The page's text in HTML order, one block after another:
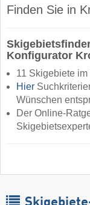
Finden Sie in
Konfigurator
11 Skigebiete
Hier
Wünschen
Der Online-